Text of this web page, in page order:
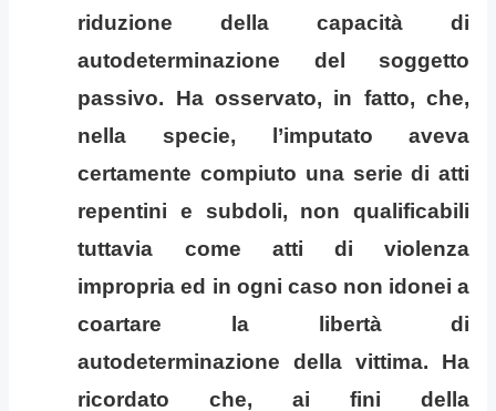
riduzione della capacità di
autodeterminazione del soggetto
passivo. Ha osservato, in fatto, che,
nella specie, l’imputato aveva
certamente compiuto una serie di atti
repentini e subdoli, non qualificabili
tuttavia come atti di violenza
impropria ed in ogni caso non idonei a
coartare la libertà di
autodeterminazione della vittima. Ha
ricordato che, ai fini della